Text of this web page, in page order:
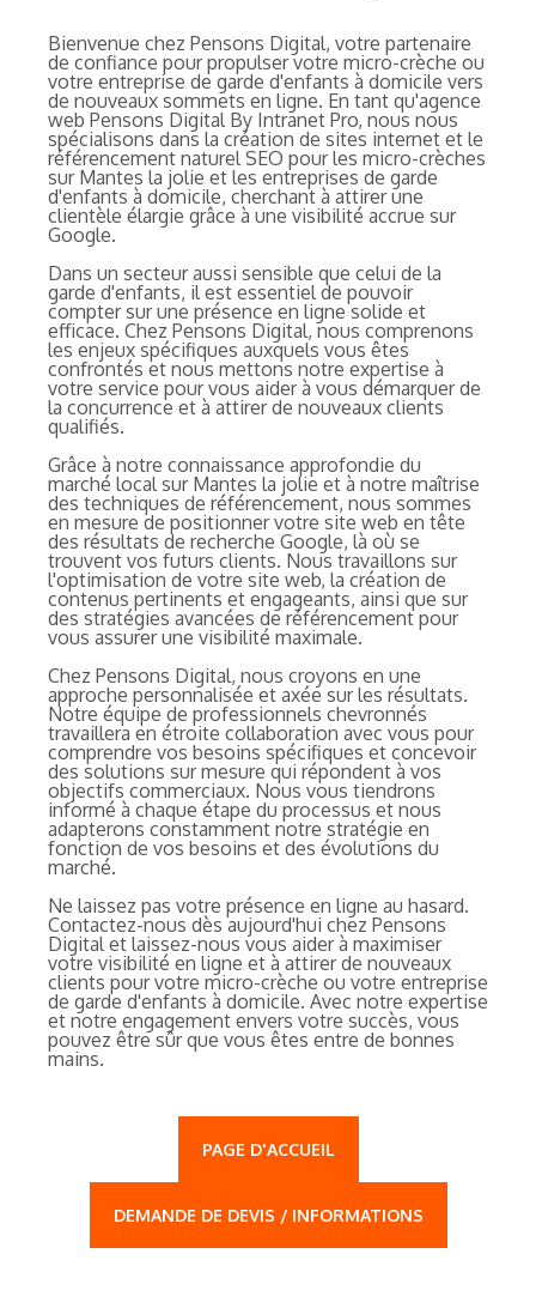
Bienvenue chez Pensons Digital, votre partenaire
de confiance pour propulser votre micro-crèche ou
votre entreprise de garde d'enfants à domicile vers
de nouveaux sommets en ligne. En tant qu'agence
web Pensons Digital By Intranet Pro, nous nous
spécialisons dans la création de sites internet et le
référencement naturel SEO pour les micro-crèches
sur Mantes la jolie et les entreprises de garde
d'enfants à domicile, cherchant à attirer une
clientèle élargie grâce à une visibilité accrue sur
Google.
Dans un secteur aussi sensible que celui de la
garde d'enfants, il est essentiel de pouvoir
compter sur une présence en ligne solide et
efficace. Chez Pensons Digital, nous comprenons
les enjeux spécifiques auxquels vous êtes
confrontés et nous mettons notre expertise à
votre service pour vous aider à vous démarquer de
la concurrence et à attirer de nouveaux clients
qualifiés.
Grâce à notre connaissance approfondie du
marché local sur Mantes la jolie et à notre maîtrise
des techniques de référencement, nous sommes
en mesure de positionner votre site web en tête
des résultats de recherche Google, là où se
trouvent vos futurs clients. Nous travaillons sur
l'optimisation de votre site web, la création de
contenus pertinents et engageants, ainsi que sur
des stratégies avancées de référencement pour
vous assurer une visibilité maximale.
Chez Pensons Digital, nous croyons en une
approche personnalisée et axée sur les résultats.
Notre équipe de professionnels chevronnés
travaillera en étroite collaboration avec vous pour
comprendre vos besoins spécifiques et concevoir
des solutions sur mesure qui répondent à vos
objectifs commerciaux. Nous vous tiendrons
informé à chaque étape du processus et nous
adapterons constamment notre stratégie en
fonction de vos besoins et des évolutions du
marché.
Ne laissez pas votre présence en ligne au hasard.
Contactez-nous dès aujourd'hui chez Pensons
Digital et laissez-nous vous aider à maximiser
votre visibilité en ligne et à attirer de nouveaux
clients pour votre micro-crèche ou votre entreprise
de garde d'enfants à domicile. Avec notre expertise
et notre engagement envers votre succès, vous
pouvez être sûr que vous êtes entre de bonnes
mains.
PAGE D'ACCUEIL
DEMANDE DE DEVIS / INFORMATIONS